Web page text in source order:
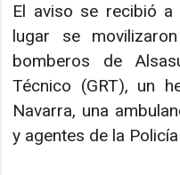
El aviso se recibió
lugar se
bomberos de
Técnico (GRT), un
Navarra, una
y agentes de la